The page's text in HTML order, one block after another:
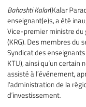
Bahashti Kalar(Kalar
enseignant(e)s, a été
Vice-premier ministre du
(KRG). Des membres du
Syndicat des
KTU), ainsi qu’un
assisté à l’événement,
l’administration de la
d’investissement.